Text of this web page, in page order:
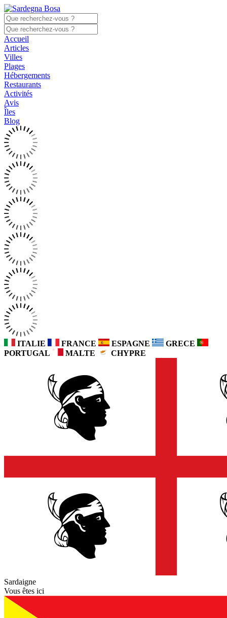
Accueil
Articles
Villes
Plages
Hébergements
Restaurants
Activités
Avis
Îles
Blog
ITALIE FRANCE ESPAGNE
GRECE
PORTUGAL
MALTE CHYPRE
Sardaigne
Vous êtes ici